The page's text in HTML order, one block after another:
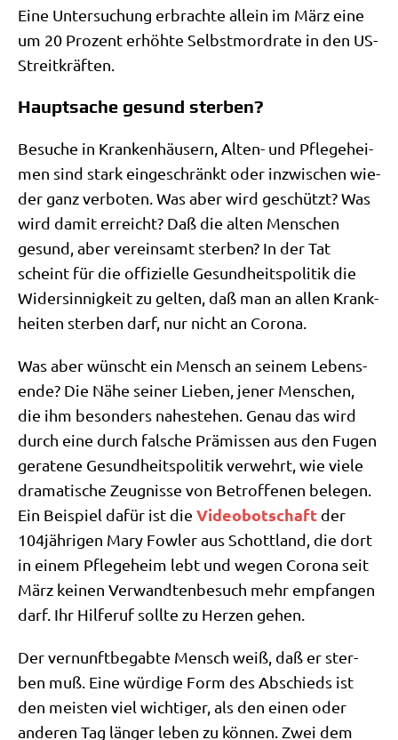
Eine Unter­su­chung erbrach­te allein im März eine
um 20 Pro­zent erhöh­te Selbst­mord­ra­te in den US-
Streitkräften.
Hauptsache gesund sterben?
Besu­che in Kran­ken­häu­sern, Alten- und Pfle­ge­hei­
men sind stark ein­ge­schränkt oder inzwi­schen wie­
der ganz ver­bo­ten. Was aber wird geschützt? Was
wird damit erreicht? Daß die alten Men­schen
gesund, aber ver­einsamt ster­ben? In der Tat
scheint für die offi­zi­el­le Gesund­heits­po­li­tik die
Wider­sin­nig­keit zu gel­ten, daß man an allen Krank­
hei­ten ster­ben darf, nur nicht an Corona.
Was aber wünscht ein Mensch an sei­nem Lebens­
en­de? Die Nähe sei­ner Lie­ben, jener Men­schen,
die ihm beson­ders nahe­ste­hen. Genau das wird
durch eine durch fal­sche Prä­mis­sen aus den Fugen
gera­te­ne Gesund­heits­po­li­tik ver­wehrt, wie vie­le
dra­ma­ti­sche Zeug­nis­se von Betrof­fe­nen bele­gen.
Ein Bei­spiel dafür ist die Video­bot­schaft der
104jährigen Mary Fow­ler aus Schott­land, die dort
in einem Pfle­ge­heim lebt und wegen Coro­na seit
März kei­nen Ver­wand­ten­be­such mehr emp­fan­gen
darf. Ihr Hil­fe­ruf soll­te zu Her­zen gehen.
Der ver­nunft­be­gab­te Mensch weiß, daß er ster­
ben muß. Eine wür­di­ge Form des Abschieds ist
den mei­sten viel wich­ti­ger, als den einen oder
ande­ren Tag län­ger leben zu kön­nen. Zwei dem